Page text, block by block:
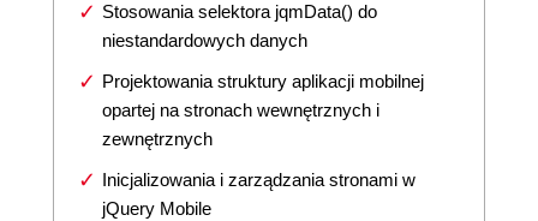
Stosowania selektora jqmData() do
niestandardowych danych
Projektowania struktury aplikacji mobilnej
opartej na stronach wewnętrznych i
zewnętrznych
Inicjalizowania i zarządzania stronami w
jQuery Mobile